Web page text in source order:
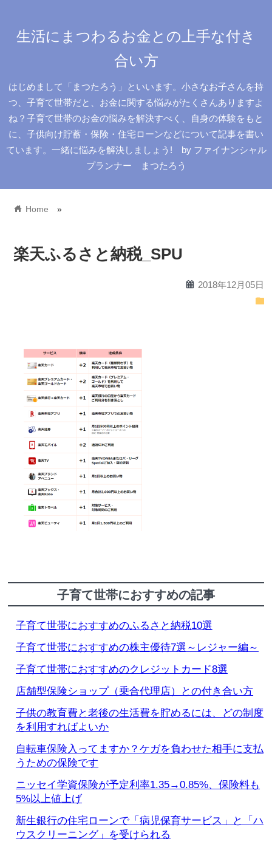
生活にまつわるお金との上手な付き
合い方
はじめまして「まつたろう」といいます。小さなお子さんを持
つ、子育て世帯だと、お金に関する悩みがたくさんありますよ
ね？子育て世帯のお金の悩みを解決すべく、自身の体験をもと
に、子供向け貯蓄・保険・住宅ローンなどについて記事を書い
ています。一緒に悩みを解決しましょう! by ファイナンシャル
プランナー まつたろう
home Home »
楽天ふるさと納税_SPU
calendar 2018年12月05日
folder
子育て世帯におすすめの記事
子育て世帯におすすめのふるさと納税10選
子育て世帯におすすめの株主優待7選～レジャー編～
子育て世帯におすすめのクレジットカード8選
店舗型保険ショップ（乗合代理店）との付き合い方
子供の教育費と老後の生活費を貯めるには、どの制度
を利用すればよいか
自転車保険入ってますか？ケガを負わせた相手に支払
うための保険です
ニッセイ学資保険が予定利率1.35→0.85%、保険料も
5%以上値上げ
新生銀行の住宅ローンで「病児保育サービス」と「ハ
ウスクリーニング」を受けられる